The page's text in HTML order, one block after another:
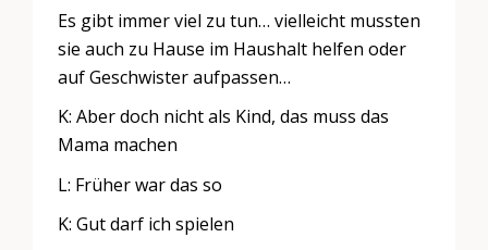
Es gibt immer viel zu tun… vielleicht mussten
sie auch zu Hause im Haushalt helfen oder
auf Geschwister aufpassen…
K: Aber doch nicht als Kind, das muss das
Mama machen
L: Früher war das so
K: Gut darf ich spielen